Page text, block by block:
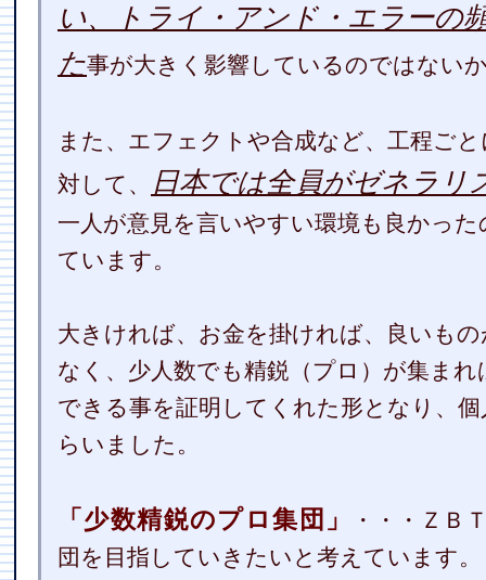
い、トライ・アンド・エラーの
た事が大きく影響しているのではない
また、エフェクトや合成など、工程ご
対して、
日本では全員がゼネラリ
一人が意見を言いやすい環境も良かっ
ています。
大きければ、お金を掛ければ、良いも
なく、少人数でも精鋭（プロ）が集ま
できる事を証明してくれた形となり、
らいました。
「少数精鋭のプロ集団」
・・・ＺＢ
団を目指していきたいと考えています。